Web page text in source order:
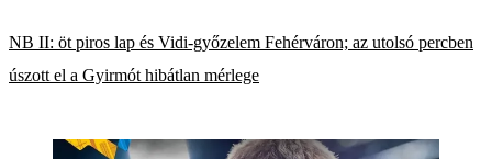
NB II: öt piros lap és Vidi-győzelem Fehérváron; az utolsó percben
úszott el a Gyirmót hibátlan mérlege